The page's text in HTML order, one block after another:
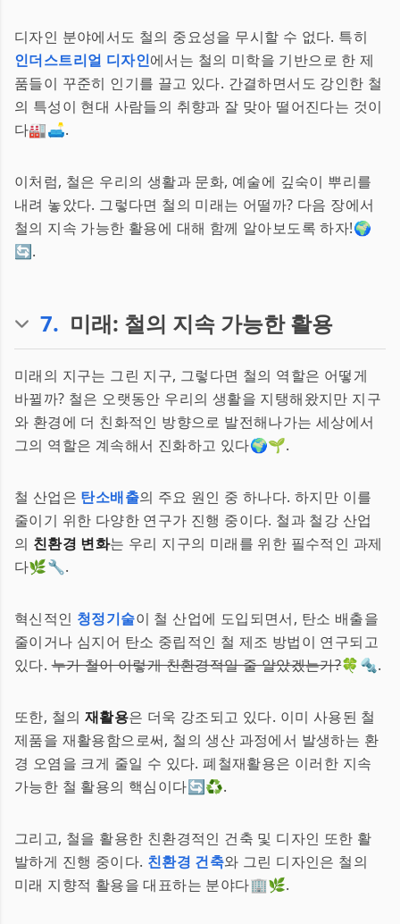
디자인 분야에서도 철의 중요성을 무시할 수 없다. 특히
인더스트리얼 디자인에서는 철의 미학을 기반으로 한 제
품들이 꾸준히 인기를 끌고 있다. 간결하면서도 강인한 철
의 특성이 현대 사람들의 취향과 잘 맞아 떨어진다는 것이
다🏭🛋️.
이처럼, 철은 우리의 생활과 문화, 예술에 깊숙이 뿌리를
내려 놓았다. 그렇다면 철의 미래는 어떨까? 다음 장에서
철의 지속 가능한 활용에 대해 함께 알아보도록 하자!🌍
🔄.
7. 미래: 철의 지속 가능한 활용
미래의 지구는 그린 지구, 그렇다면 철의 역할은 어떻게
바뀔까? 철은 오랫동안 우리의 생활을 지탱해왔지만 지구
와 환경에 더 친화적인 방향으로 발전해나가는 세상에서
그의 역할은 계속해서 진화하고 있다🌍🌱.
철 산업은 탄소배출의 주요 원인 중 하나다. 하지만 이를
줄이기 위한 다양한 연구가 진행 중이다. 철과 철강 산업
의 친환경 변화는 우리 지구의 미래를 위한 필수적인 과제
다🌿🔧.
혁신적인 청정기술이 철 산업에 도입되면서, 탄소 배출을
줄이거나 심지어 탄소 중립적인 철 제조 방법이 연구되고
있다.누가 철이 이렇게 친환경적일 줄 알았겠는가?🍀🔩.
또한, 철의 재활용은 더욱 강조되고 있다. 이미 사용된 철
제품을 재활용함으로써, 철의 생산 과정에서 발생하는 환
경 오염을 크게 줄일 수 있다. 폐철재활용은 이러한 지속
가능한 철 활용의 핵심이다🔄♻️.
그리고, 철을 활용한 친환경적인 건축 및 디자인 또한 활
발하게 진행 중이다. 친환경 건축와 그린 디자인은 철의
미래 지향적 활용을 대표하는 분야다🏢🌿.